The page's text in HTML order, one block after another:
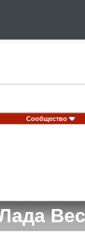
Сообщество